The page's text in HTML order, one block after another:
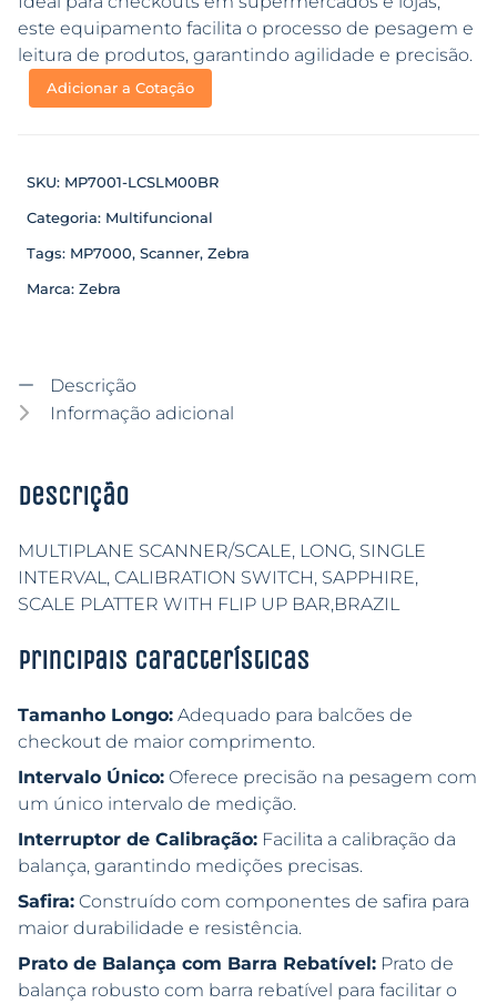
este equipamento facilita o processo de pesagem e
leitura de produtos, garantindo agilidade e precisão.
Adicionar a Cotação
SKU: MP7001-LCSLM00BR
Categoria: Multifuncional
Tags: MP7000, Scanner, Zebra
Marca: Zebra
Descrição
Informação adicional
Descrição
MULTIPLANE SCANNER/SCALE, LONG, SINGLE
INTERVAL, CALIBRATION SWITCH, SAPPHIRE,
SCALE PLATTER WITH FLIP UP BAR,BRAZIL
Principais características
Tamanho Longo: Adequado para balcões de
checkout de maior comprimento.
Intervalo Único: Oferece precisão na pesagem com
um único intervalo de medição.
Interruptor de Calibração: Facilita a calibração da
balança, garantindo medições precisas.
Safira: Construído com componentes de safira para
maior durabilidade e resistência.
Prato de Balança com Barra Rebatível: Prato de
balança robusto com barra rebatível para facilitar o